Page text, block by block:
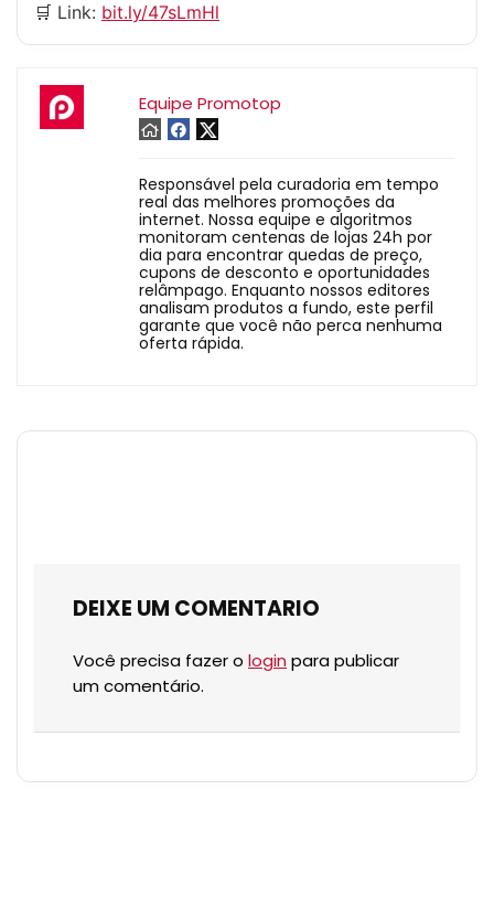
🛒 Link: bit.ly/47sLmHl
Equipe Promotop
Responsável pela curadoria em tempo
real das melhores promoções da
internet. Nossa equipe e algoritmos
monitoram centenas de lojas 24h por
dia para encontrar quedas de preço,
cupons de desconto e oportunidades
relâmpago. Enquanto nossos editores
analisam produtos a fundo, este perfil
garante que você não perca nenhuma
oferta rápida.
DEIXE UM COMENTARIO
Você precisa fazer o login para publicar
um comentário.